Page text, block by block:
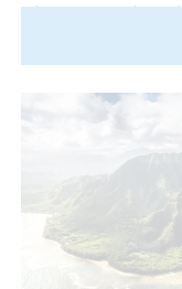
tulipanes que la
de Ámsterdam es
una ciudad
dudes más y,